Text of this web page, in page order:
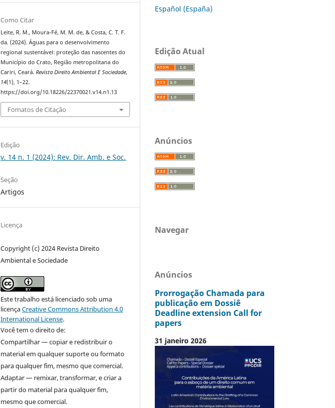
Como Citar
Leite, R. M., Moura-Fé, M. M. de, & Costa, C. T. F.
da. (2024). Águas para o desenvolvimento
regional sustentável: proteção das nascentes do
Município do Crato, Região metropolitana do
Cariri, Ceará.Revista Direito Ambiental E Sociedade,
14(1), 1–22.
https://doi.org/10.18226/22370021.v14.n1.13
Fomatos de Citação
Edição
v. 14 n. 1 (2024): Rev. Dir. Amb. e Soc.
Seção
Artigos
Licença
Copyright (c) 2024 Revista Direito
Ambiental e Sociedade
Este trabalho está licenciado sob uma
licençaCreative Commons Attribution 4.0
International License.
Você tem o direito de:
Compartilhar — copiar e redistribuir o
material em qualquer suporte ou formato
para qualquer fim, mesmo que comercial.
Adaptar — remixar, transformar, e criar a
partir do material para qualquer fim,
mesmo que comercial.
Español (España)
Edição Atual
Anúncios
Navegar
Anúncios
Prorrogação Chamada para
publicação em Dossiê
Deadline extension Call for
papers
31 janeiro 2026